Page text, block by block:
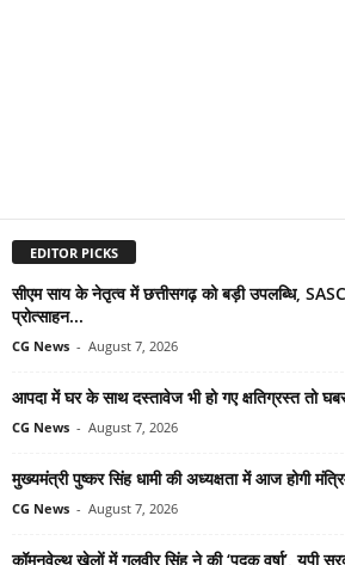
EDITOR PICKS
सीएम साय के नेतृत्व में छत्तीसगढ़ को बड़ी उपलब्धि,
प्रोत्साहन...
CG News - August 7, 2026
आपदा में घर के साथ दस्तावेज भी हो गए क्षतिग्रस्त तो
CG News - August 7, 2026
मुख्यमंत्री पुष्कर सिंह धामी की अध्यक्षता में आज होगी
CG News - August 7, 2026
कॉमनवेल्थ खेलों में गुलवीर सिंह ने की ‘पदक वर्षा’, यूपी